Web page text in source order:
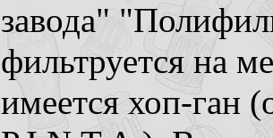
завода"
фильтруется на
имеется хоп-ган